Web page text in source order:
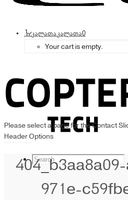
კალათაკალათა0
Your cart is empty.
Please select a page for the Contact
Header Options
971e-